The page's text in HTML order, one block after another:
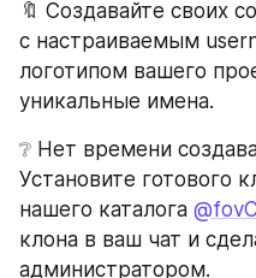
🔖 Создавайте своих
с настраиваемым
логотипом вашего
уникальные имена.
❔ Нет времени
Установите готового
нашего каталога
клона в ваш чат и
администратором.